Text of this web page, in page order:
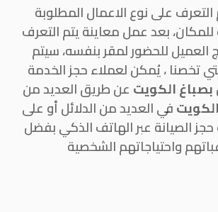
على نوع الاعمال المطلوبة
بعد عمل معاينة يتم التعرف
العميل للحضور لمقر بنفسه، سيتم
تخصنا ، يُمكن لعملاء حجز الخدمة
بصباغ الكويت عن طريق العديد من
في العديد من الدلائل أو على
الصيانة عبر الهاتف الذكي بفضل
واحتياجاتهم الشخصية